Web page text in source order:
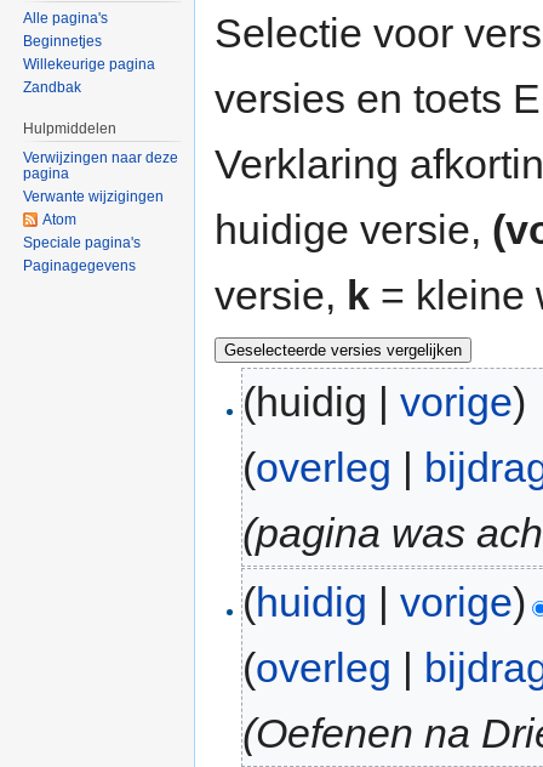
Selectie voor
versies en toets
Verklaring
huidige versie,
versie, k = kleine
(huidig |vorige)
(overleg |
(pagina was
(huidig |vorige)
(overleg
(Oefenen na
Alle pagina's
Beginnetjes
Willekeurige pagina
Zandbak
Hulpmiddelen
Verwijzingen naar deze
pagina
Verwante wijzigingen
Atom
Speciale pagina's
Paginagegevens